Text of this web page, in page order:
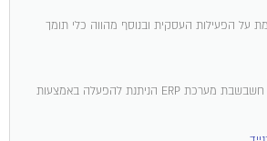
על הפעילות העסקית ובנוסף מהווה כלי תומך
גרסה אינטרנטית מלאה של חשבשבת מערכת ERP הניתנת להפעלה באמצעות